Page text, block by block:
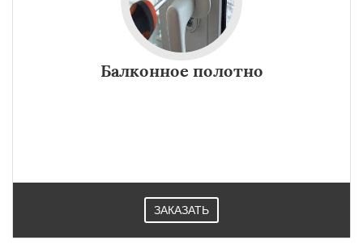
Балконное полотно
ЗАКАЗАТЬ